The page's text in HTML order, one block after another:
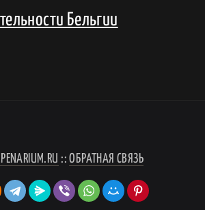
Бельгии
::ОБРАТНАЯ СВЯЗЬ